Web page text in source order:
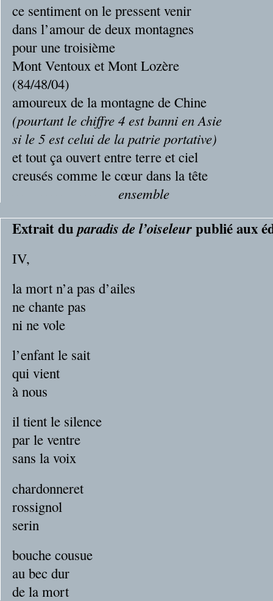
ce sentiment on le pressent venir
dans l’amour de deux montagnes
pour une troisième
Mont Ventoux et Mont Lozère
(84/48/04)
amoureux de la montagne de Chine
(pourtant le chiffre 4 est banni en Asie
si le 5 est celui de la patrie portative)
et tout ça ouvert entre terre et ciel
creusés comme le cœur dans la tête
ensemble
Extrait duparadis de l’oiseleurpublié aux
IV,
la mort n’a pas d’ailes
ne chante pas
ni ne vole
l’enfant le sait
qui vient
à nous
il tient le silence
par le ventre
sans la voix
chardonneret
rossignol
serin
bouche cousue
au bec dur
de la mort